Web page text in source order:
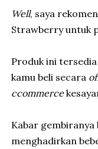
Well, saya
Strawberry untuk
Produk ini
kamu beli secara
ccommerce
Kabar gembiranya
menghadirkan